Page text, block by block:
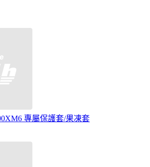
專屬保護套/果凍套